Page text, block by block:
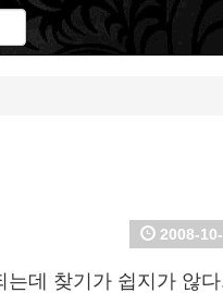
2008-
데 찾기가 쉽지가 않